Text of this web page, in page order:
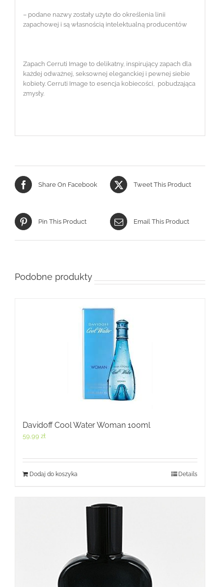
– podane nazwy zostały użyte do określenia linii
zapachowej i są własnością intelektualną producentów
Zapach Cerruti Image to delikatny, inspirujący zapach dla
każdej odważnej, seksownej eleganckiej i pewnej siebie
kobiety. Cerruti Image to esencja kobiecości, pobudzająca
zmysły.
Share On Facebook Tweet This Product
Pin This Product Email This Product
Podobne produkty
Davidoff Cool Water Woman 100ml
59,99 zł
Dodaj do koszyka Details